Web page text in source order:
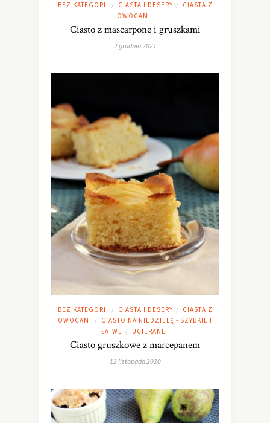
BEZ KATEGORII / CIASTA I DESERY /
CIASTA Z
OWOCAMI
Ciasto z mascarpone i gruszkami
2 grudnia 2021
BEZ KATEGORII / CIASTA I DESERY /
CIASTA Z
OWOCAMI
/
CIASTO NA NIEDZIELĘ - SZYBKIE I
ŁATWE / UCIERANE
Ciasto gruszkowe z marcepanem
12 listopada 2020